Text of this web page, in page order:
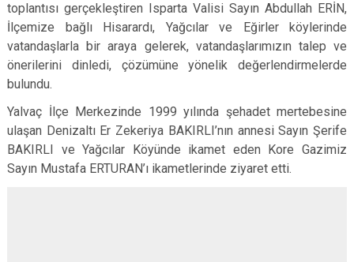
Şarkikaraağaç
Aksu
toplantısı gerçekleştiren Isparta Valisi Sayın Abdullah ERİN,
İlçemize bağlı Hisarardı, Yağcılar ve Eğirler köylerinde
vatandaşlarla bir araya gelerek, vatandaşlarımızın talep ve
önerilerini dinledi, çözümüne yönelik değerlendirmelerde
bulundu.
Yalvaç İlçe Merkezinde 1999 yılında şehadet mertebesine
ulaşan Denizaltı Er Zekeriya BAKIRLI’nın annesi Sayın Şerife
BAKIRLI ve Yağcılar Köyünde ikamet eden Kore Gazimiz
Sayın Mustafa ERTURAN’ı ikametlerinde ziyaret etti.